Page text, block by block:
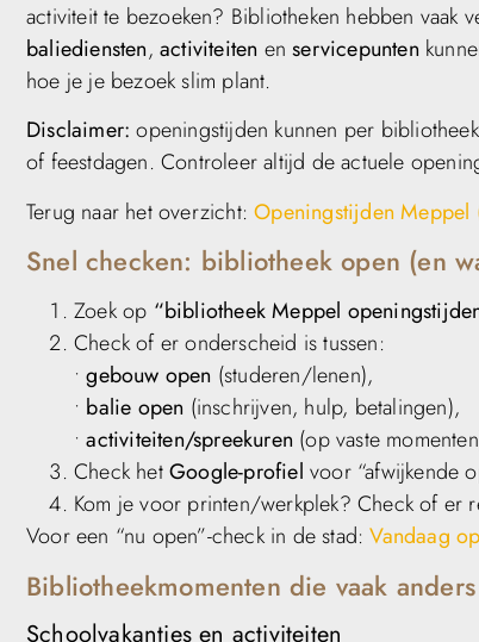
activiteit te bezoeken? Bibliotheken hebben vaak
baliediensten,activiteiten enservicepunten
hoe je je bezoek slim plant.
Disclaimer: openingstijden kunnen per
of feestdagen. Controleer altijd de actuele
Terug naar het overzicht:Openingstijden Meppel
Snel checken: bibliotheek open (en
Zoek op “bibliotheek Meppel
Check of er onderscheid is tussen:
•gebouw open (studeren/lenen),
• balie open (inschrijven, hulp, betalingen),
•activiteiten/spreekuren (op vaste
Check hetGoogle-profiel voor “afwijkende
Kom je voor printen/werkplek? Check of er
Voor een “nu open”-check in de stad:Vandaag
Bibliotheekmomenten die vaak
Schoolvakanties en activiteiten